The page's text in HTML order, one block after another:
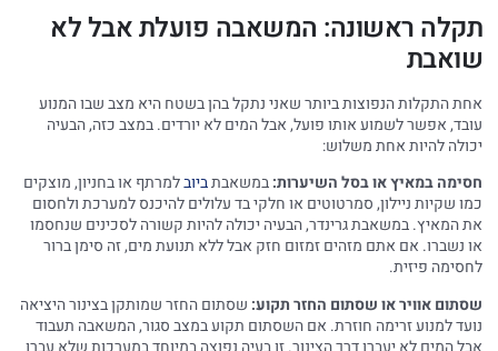
תקלה ראשונה: המשאבה פועלת אבל לא
שואבת
אחת התקלות הנפוצות ביותר שאני נתקל בהן בשטח היא מצב שבו המנוע
עובד, אפשר לשמוע אותו פועל, אבל המים לא יורדים. במצב כזה, הבעיה
יכולה להיות אחת משלוש:
חסימה במאיץ או בסל השיערות:במשאבתביובלמרתף או בחניון, מוצקים
כמו שקיות ניילון, סמרטוטים או חלקי בד עלולים להיכנס למערכת ולחסום
את המאיץ. במשאבת גרינדר, הבעיה יכולה להיות קשורה לסכינים שנחסמו
או נשברו. אם אתם מזהים זמזום חזק אבל ללא תנועת מים, זה סימן ברור
לחסימה פיזית.
שסתום אוויר או שסתום החזר תקוע: שסתום החזר שמותקן בצינור היציאה
נועד למנוע זרימה חוזרת. אם השסתום תקוע במצב סגור, המשאבה תעבוד